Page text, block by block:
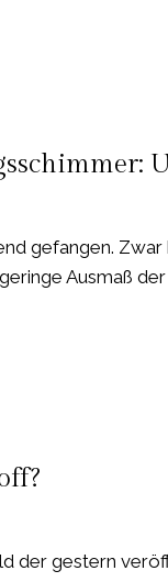
gefangen.
Ausmaß
der gestern